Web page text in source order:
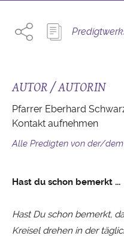
AUTOR / AUTORIN
Pfarrer Eberhard
Kontakt aufnehmen
Alle Predigten von der/dem
Hast du schon bemerkt ...
Hast Du schon bemerkt,
Kreisel drehen in der